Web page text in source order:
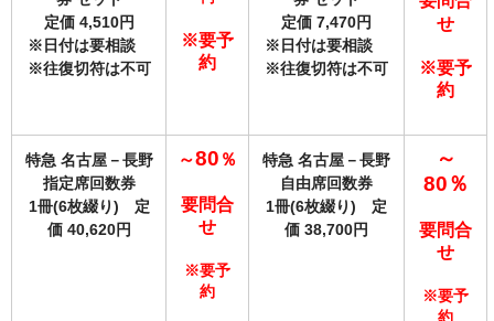
定価 4,510円
※日付は要相談
※往復切符は不可
※要予
約
定価 7,470円
※日付は要相談
※往復切符は不可
せ
※要予
約
特急 名古屋－長野
指定席回数券
1冊(6枚綴り) 定
価 40,620円
～80 ％
要問合
せ
※要予
約
特急 名古屋－長野
自由席回数券
1冊(6枚綴り) 定
価 38,700円
～
80％
要問合
せ
※要予
約